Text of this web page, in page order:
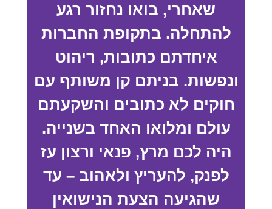
שאחרי, בואו נחזור רגע
להתחלה. בתקופת החברות
איחדתם כתובות, ריהוט
ונפשות. בניתם קן משותף עם
חוקים לא כתובים והשקעתם
עולם ומלואו האחד בשנייה.
היה לכם מרץ, פנאי ורצון עז
לפנק, להעריץ ולאהוב – עד
שהגיעה הצעת הנישואין